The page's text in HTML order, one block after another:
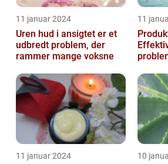
11 januar 2024
Uren hud i ansigtet er et
udbredt problem, der
rammer mange voksne
11
11 januar 2024 10